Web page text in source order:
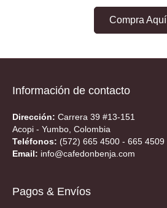
Compra Aquí
Información de contacto
Dirección: Carrera 39 #13-151
Acopi - Yumbo, Colombia
Teléfonos: (572) 665 4500 - 665 4509
Email: info@cafedonbenja.com
Pagos & Envíos